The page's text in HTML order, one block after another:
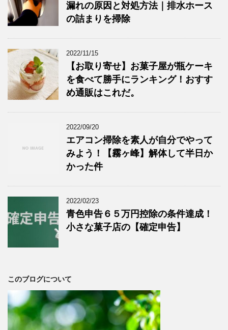
漏れの原因と対処方法｜排水ホース
の詰まりを掃除
2022/11/15
【お取り寄せ】お菓子屋が瓶ケーキ
を食べて勝手にランキング！おすす
め通販はこれだ。
2022/09/20
エアコン掃除を素人が自分でやって
みよう！【霧ヶ峰】解体して半日か
かった件
2022/02/23
青色申告６５万円控除の条件達成！
小さな菓子店の【確定申告】
このブログについて